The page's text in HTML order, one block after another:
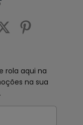
rola aqui na
na sua